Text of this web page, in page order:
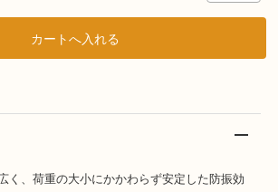
く、荷重の大小にかかわらず安定した防振効